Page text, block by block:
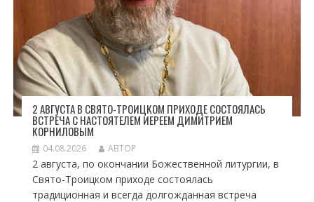
2 АВГУСТА В СВЯТО-ТРОИЦКОМ ПРИХОДЕ СОСТОЯЛАСЬ
ВСТРЕЧА С НАСТОЯТЕЛЕМ ИЕРЕЕМ ДИМИТРИЕМ
КОРНИЛОВЫМ
04.08.2026 АВТОР
2 августа, по окончании Божественной литургии, в
Свято-Троицком приходе состоялась
традиционная и всегда долгожданная встреча